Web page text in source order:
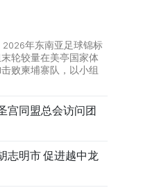
年东南亚足球锦标
末轮较量在美亭国家体
败柬埔寨队，以小组
宫同盟总会访问团
志明市 促进越中龙